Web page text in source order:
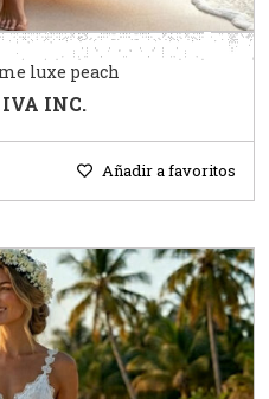
luxe peach
IVA INC.
Añadir a favoritos